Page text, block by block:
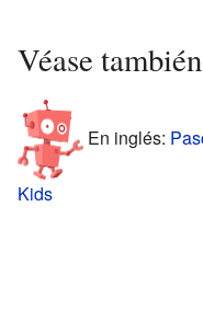
Véase también
En inglés:
Kids